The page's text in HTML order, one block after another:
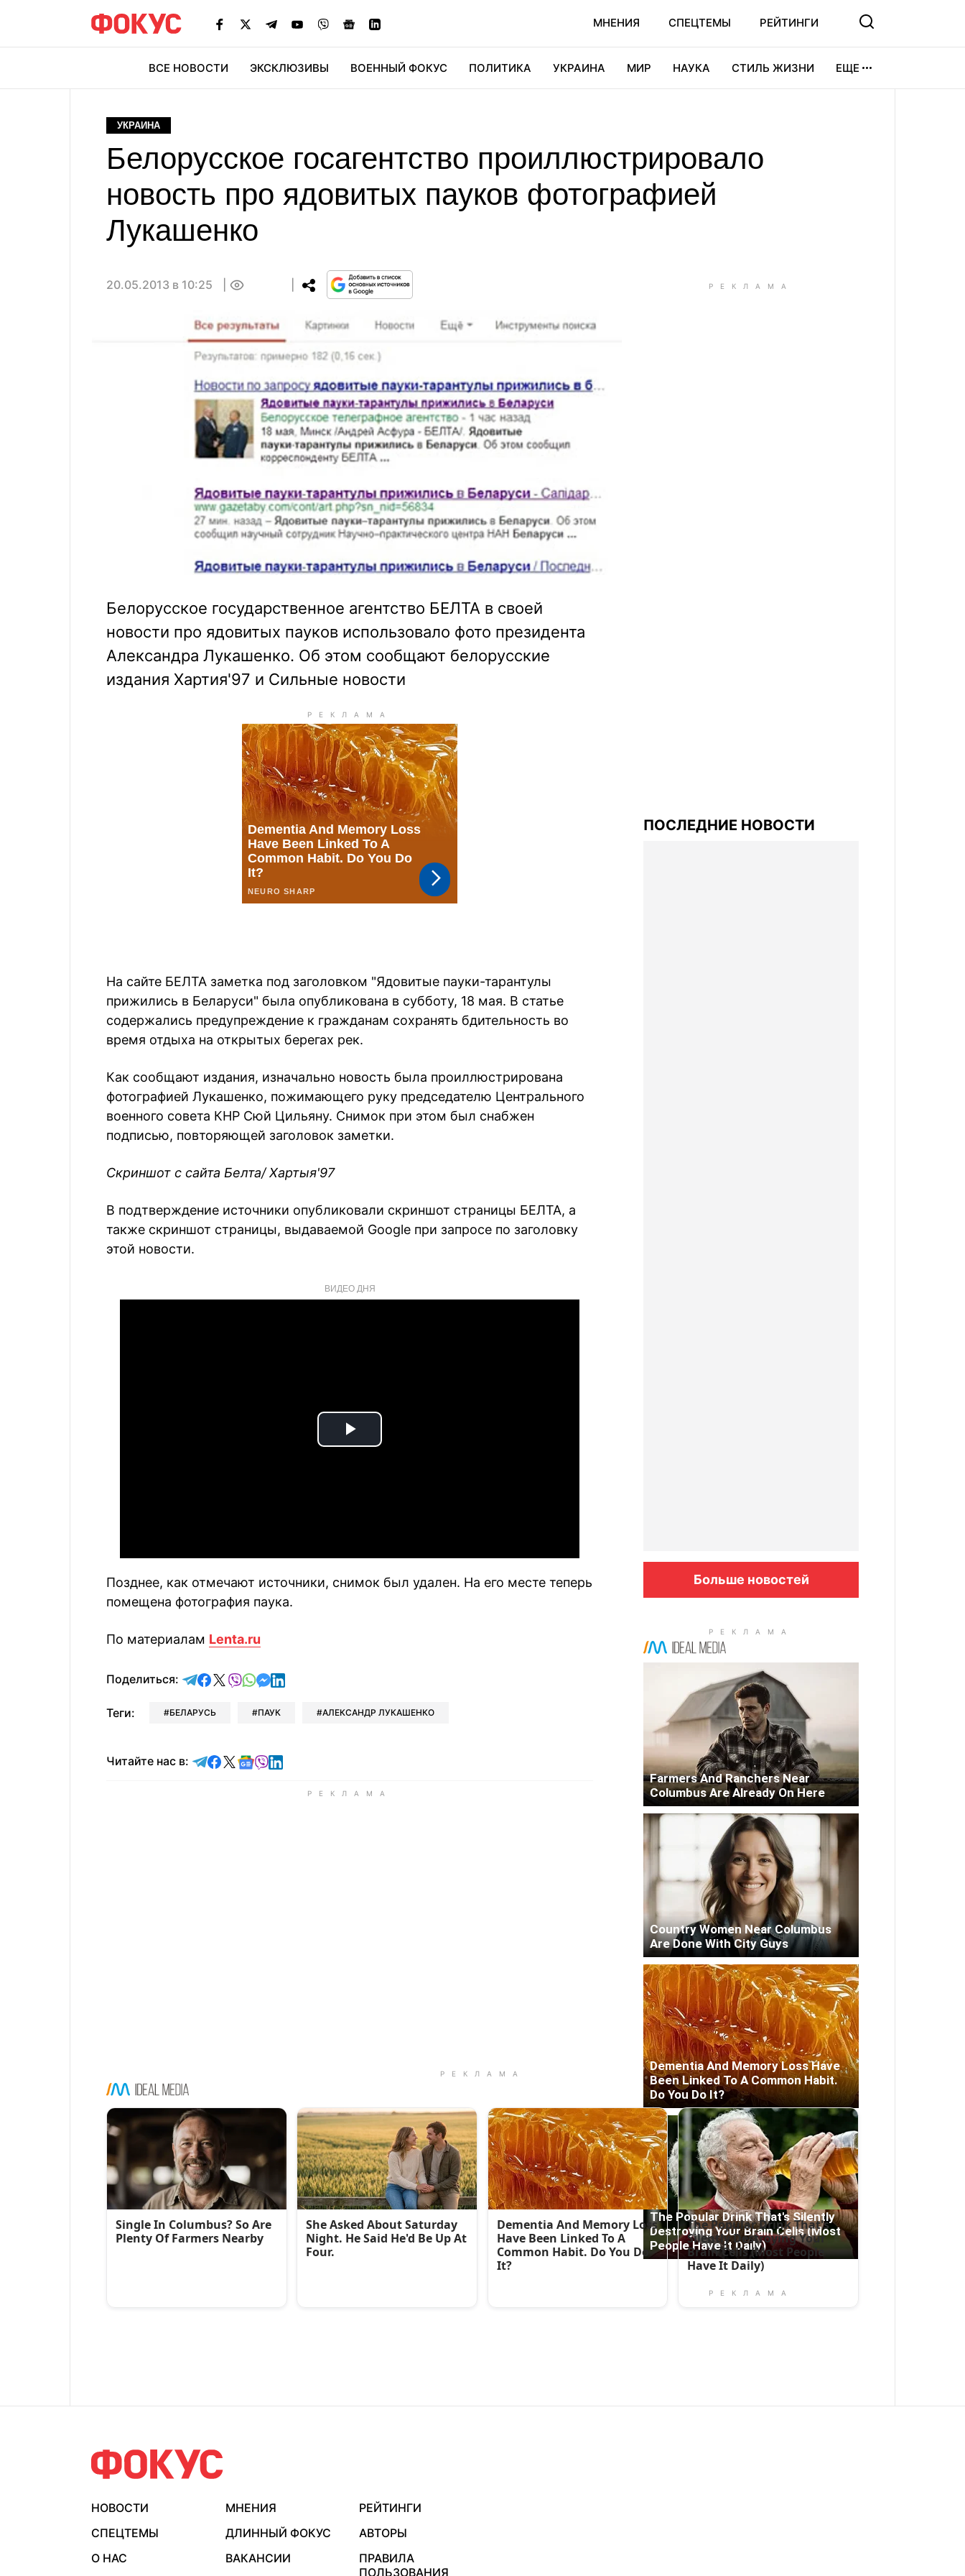
МНЕНИЯ СПЕЦТЕМЫ РЕЙТИНГИ
ВСЕ НОВОСТИ ЭКСКЛЮЗИВЫ ВОЕННЫЙ ФОКУС ПОЛИТИКА УКРАИНА МИР НАУКА СТИЛЬ ЖИЗНИ ЕЩЕ
УКРАИНА
Белорусское госагентство проиллюстрировало
новость про ядовитых пауков фотографией
Лукашенко
20.05.2013 в 10:25
Белорусское государственное агентство БЕЛТА в своей
новости про ядовитых пауков использовало фото президента
Александра Лукашенко. Об этом сообщают белорусские
издания Хартия'97 и Сильные новости
На сайте БЕЛТА заметка под заголовком "Ядовитые пауки-тарантулы
прижились в Беларуси" была опубликована в субботу, 18 мая. В статье
содержались предупреждение к гражданам сохранять бдительность во
время отдыха на открытых берегах рек.
Как сообщают издания, изначально новость была проиллюстрирована
фотографией Лукашенко, пожимающего руку председателю Центрального
военного совета КНР Сюй Цильяну. Снимок при этом был снабжен
подписью, повторяющей заголовок заметки.
Скриншот с сайта Белта/ Хартыя'97
В подтверждение источники опубликовали скриншот страницы БЕЛТА, а
также скриншот страницы, выдаваемой Google при запросе по заголовку
этой новости.
ВИДЕО ДНЯ
Play
Позднее, как отмечают источники, снимок был удален. На его месте теперь
помещена фотография паука.
По материалам Lenta.ru
Поделиться: отправить в Telegram
поделиться в Facebook
поделиться в X
отправить в Viber
отправить в Whatsapp
отправить в Messenger
отправить в LinkedIn
Теги: БЕЛАРУСЬ ПАУК АЛЕКСАНДР ЛУКАШЕНКО
Читайте нас в: Читайте в Telegram
Читайте в Facebook
Читайте в X
Читайте в Google news
Читайте в Viber
Читайте в LinkedIn
ПОСЛЕДНИЕ НОВОСТИ
Больше новостей
НОВОСТИ МНЕНИЯ
РЕЙТИНГИ
СПЕЦТЕМЫ
ДЛИННЫЙ ФОКУС
АВТОРЫ
О НАС
ВАКАНСИИ
ПРАВИЛА
ПОЛЬЗОВАНИЯ